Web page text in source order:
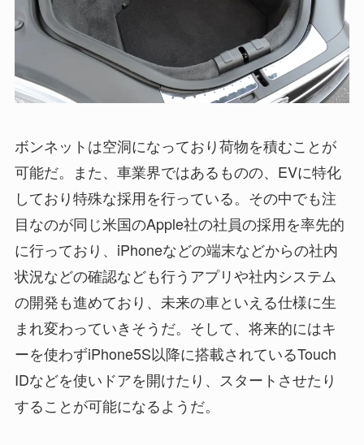
ボンネットは空洞になっており荷物を積むことが
可能だ。また、車業界ではあるものの、EVに特化
しており特殊な採用を行っている。その中でも注
目なのが同じ米国のApple社の社員の採用を率先的
に行っており、iPhoneなどの端末などからの社内
状況などの確認なども行うアプリや社内システム
の開発も進めており、未来の車といえる仕様に生
まれ変わっていきそうだ。そして、将来的にはキ
ーを使わずiPhone5S以降に搭載されているTouch
IDなどを使いドアを開けたり、スタートさせたり
することが可能になるようだ。